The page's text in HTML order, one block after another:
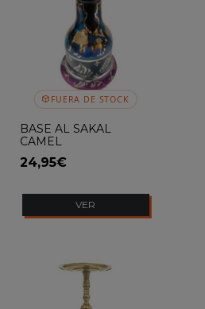
FUERA DE STOCK
BASE AL SAKAL
CAMEL
24,95€
VER